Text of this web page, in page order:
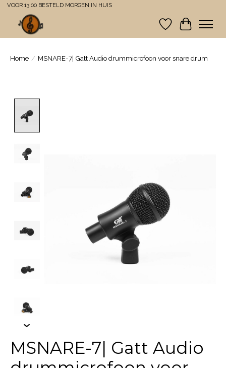
VOOR 13:00 BESTELD MORGEN IN HUIS
Verlanglijst
Home / MSNARE-7| Gatt Audio drummicrofoon voor snare drum
MSNARE-7| Gatt Audio